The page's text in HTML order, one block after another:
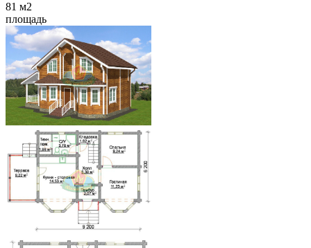
81 м2
площадь